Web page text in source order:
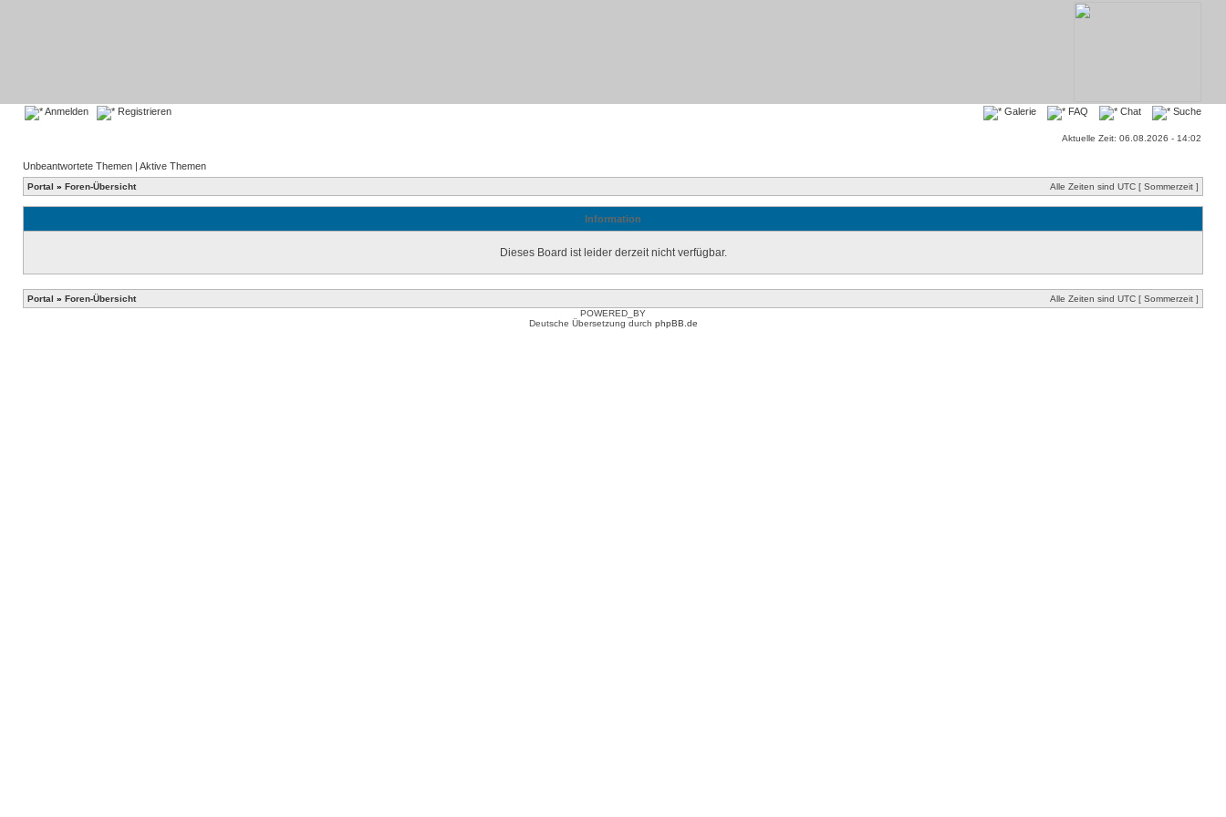
Anmelden Registrieren Galerie FAQ Chat Suche
Aktuelle Zeit: 06.08.2026 - 14:02
Unbeantwortete Themen | Aktive Themen
Portal » Foren-Übersicht Alle Zeiten sind UTC [ Sommerzeit ]
Information
Dieses Board ist leider derzeit nicht verfügbar.
Portal » Foren-Übersicht
Alle Zeiten sind UTC [ Sommerzeit ]
POWERED_BY
Deutsche Übersetzung durch phpBB.de